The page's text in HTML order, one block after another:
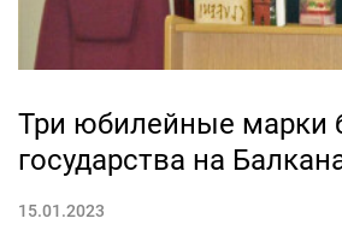
Три юбилейные марки
государства на
15.01.2023